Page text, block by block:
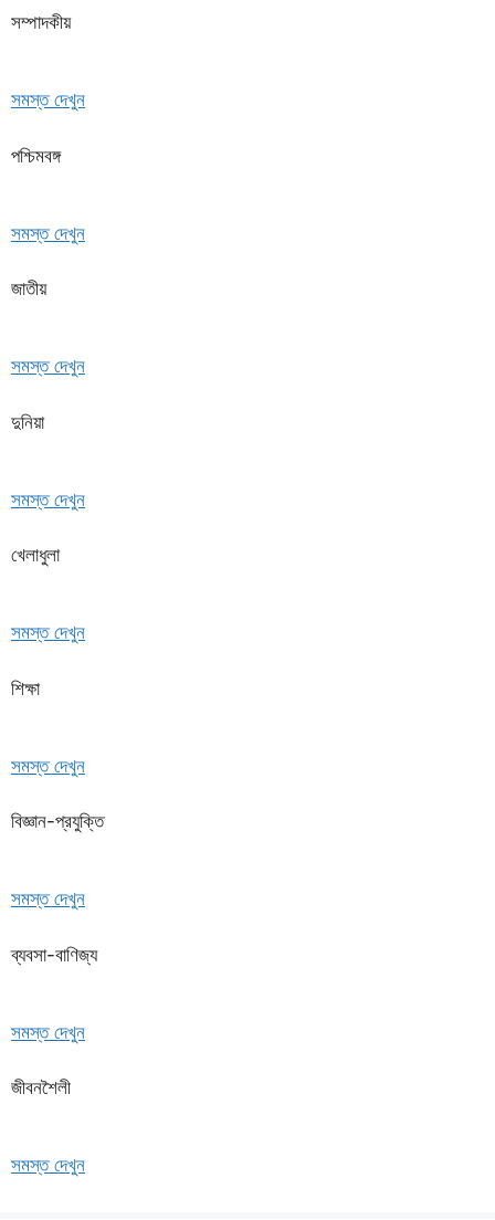
সম্পাদকীয়
সমস্ত দেখুন
পশ্চিমবঙ্গ
সমস্ত দেখুন
জাতীয়
সমস্ত দেখুন
দুনিয়া
সমস্ত দেখুন
খেলাধুলা
সমস্ত দেখুন
শিক্ষা
সমস্ত দেখুন
বিজ্ঞান-প্রযুক্তি
সমস্ত দেখুন
ব্যবসা-বাণিজ্য
সমস্ত দেখুন
জীবনশৈলী
সমস্ত দেখুন